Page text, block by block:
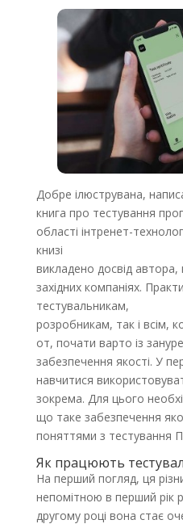
Добре ілюструвана,
книга про тестування
області інтренет-
книзі
викладено досвід
західних компаніях.
тестувальникам,
розробникам, так і всім,
от, почати варто із
забезпечення якості. У
навчитися
зокрема. Для цього
що таке забезпечення
поняттями з тестування
Як працюють
На перший погляд, ця
непомітною в перший рік
другому році вона стає